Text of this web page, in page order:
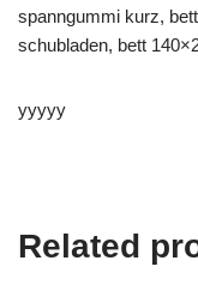
spanngummi kurz,
schubladen, bett
yyyyy
Related